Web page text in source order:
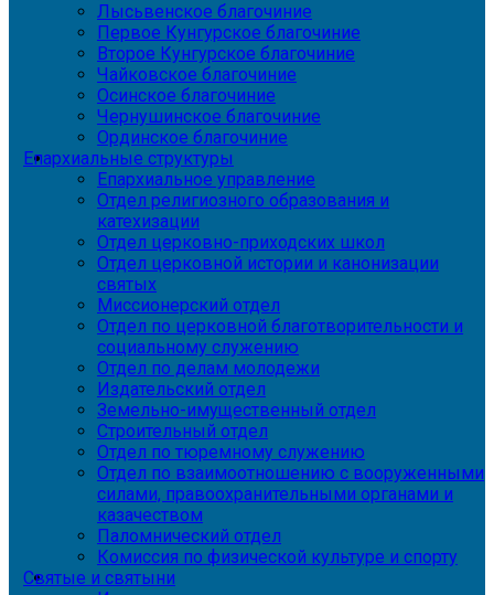
Лысьвенское благочиние
Первое Кунгурское благочиние
Второе Кунгурское благочиние
Чайковское благочиние
Осинское благочиние
Чернушинское благочиние
Ординское благочиние
Епархиальные структуры
Епархиальное управление
Отдел религиозного образования и
катехизации
Отдел церковно-приходских школ
Отдел церковной истории и канонизации
святых
Миссионерский отдел
Отдел по церковной благотворительности и
социальному служению
Отдел по делам молодежи
Издательский отдел
Земельно-имущественный отдел
Строительный отдел
Отдел по тюремному служению
Отдел по взаимоотношению с вооруженными
силами, правоохранительными органами и
казачеством
Паломнический отдел
Комиссия по физической культуре и спорту
Святые и святыни